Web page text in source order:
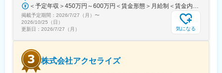
掲載予定期間： 2026/7/27（月） 〜
2026/10/25（日）
更新日： 2026/7/27（月） 気になる
株式会社アクセライズ